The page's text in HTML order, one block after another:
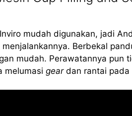
mudah digunakan, jadi
Berbekal
mudah. Perawatannya pun
melumasi geardan rantai pada